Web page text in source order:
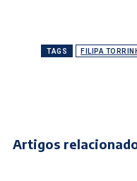
TAGS FILIPA
Artigos